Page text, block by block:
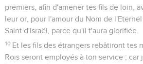
premiers, afin d'amener tes fils de loin,
leur or, pour l'amour du Nom de
Saint d'Israël, parce qu'il t'aura glorifiée.
10 Et les fils des étrangers rebâtiront tes
Rois seront employés à ton service ; car